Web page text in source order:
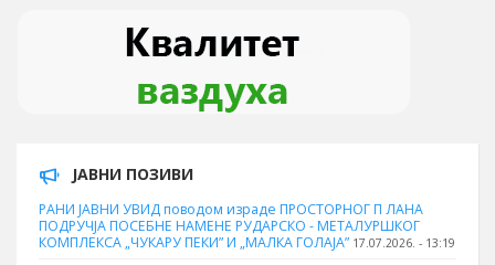
ЈАВНИ ПОЗИВИ
РАНИ ЈАВНИ УВИД поводом израде ПРОСТОРНОГ П ЛАНА
ПОДРУЧЈА ПОСЕБНЕ НАМЕНЕ РУДАРСКО - МЕТАЛУРШКОГ
КОМПЛЕКСА „ЧУКАРУ ПЕКИ” И „МАЛКА ГОЛАЈА” 17.07.2026. - 13:19